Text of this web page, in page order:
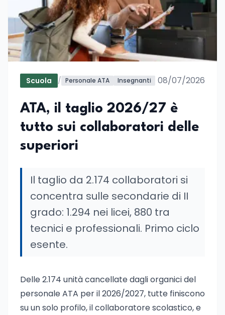
Scuola / Personale ATA Insegnanti 08/07/2026
ATA, il taglio 2026/27 è
tutto sui collaboratori delle
superiori
Il taglio da 2.174 collaboratori si
concentra sulle secondarie di II
grado: 1.294 nei licei, 880 tra
tecnici e professionali. Primo ciclo
esente.
Delle 2.174 unità cancellate dagli organici del
personale ATA per il 2026/2027, tutte finiscono
su un solo profilo, il collaboratore scolastico, e